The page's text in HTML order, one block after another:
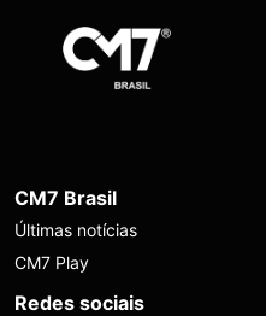
CM7 Brasil
Últimas notícias
CM7 Play
Redes sociais